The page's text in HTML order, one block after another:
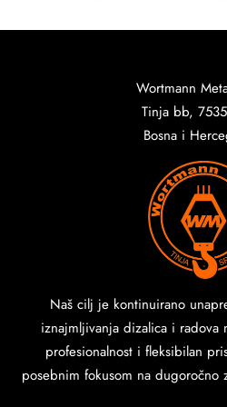
Wortmann
Tinja bb,
Bosna i
Naš cilj je kontinuirano
iznajmljivanja dizalica i radova
profesionalnost i fleksibilan
posebnim fokusom na dugoročno